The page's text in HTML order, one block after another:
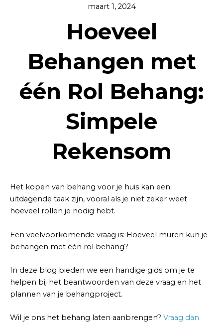
maart 1, 2024
Hoeveel
Behangen met
één Rol Behang:
Simpele
Rekensom
Het kopen van behang voor je huis kan een
uitdagende taak zijn, vooral als je niet zeker weet
hoeveel rollen je nodig hebt.
Een veelvoorkomende vraag is: Hoeveel muren kun je
behangen met één rol behang?
In deze blog bieden we een handige gids om je te
helpen bij het beantwoorden van deze vraag en het
plannen van je behangproject.
Wil je ons het behang laten aanbrengen? Vraag dan